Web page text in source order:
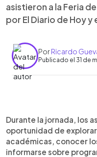
asistieron a la Feria
por El Diario de Hoy
PorRicardo
Publicado el 31 de
Escuchar
Durante la jornada, los
oportunidad de
académicas, conocer
informarse sobre